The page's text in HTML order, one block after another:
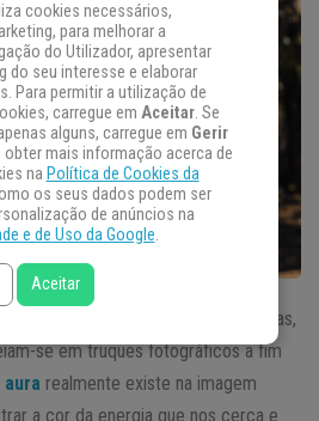
em eventos ou consultas diversas,
se em truques fotográficos a fim
aura realmente existe na imagem
a cor da energia que nos cerca e
cookies necessários,
para melhorar a
do Utilizador, apresentar
do seu interesse e elaborar
Para permitir a utilização de
carregue em Aceitar. Se
alguns, carregue em Gerir
obter mais informação acerca de
na Política de Cookies da
os seus dados podem ser
de anúncios na
e de Uso da Google.
Aceitar